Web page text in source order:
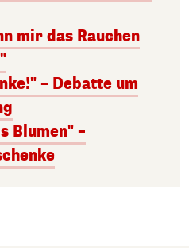
mir das Rauchen
– Debatte um
Blumen" –